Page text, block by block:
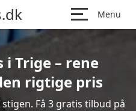
Menu
i Trige – rene
rigtige pris
Få 3 gratis tilbud på